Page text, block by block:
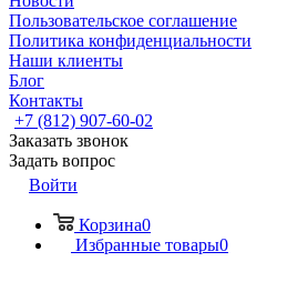
Пользовательское соглашение
Политика конфиденциальности
Наши клиенты
Блог
Контакты
+7 (812) 907-60-02
Заказать звонок
Задать вопрос
Войти
Корзина0
Избранные товары0